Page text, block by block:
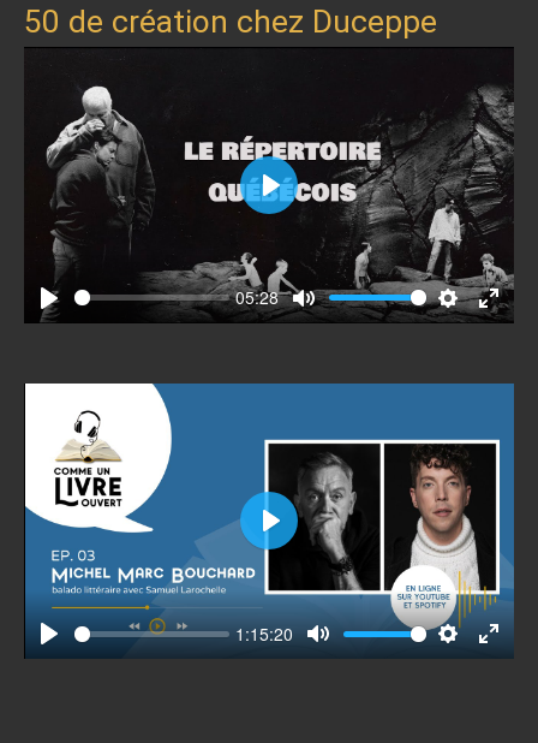
50 de création chez Duceppe
Play
05:28
Mute SettingsEnter
Play
Play
1:15:20
Mute SettingsEnter
Play